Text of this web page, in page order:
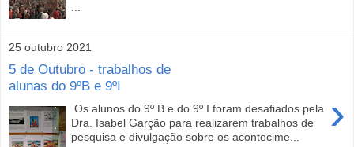
25 outubro 2021
5 de Outubro - trabalhos de
alunas do 9ºB e 9ºI
›
Os alunos do 9º B e do 9º I foram desafiados pela
Dra. Isabel Garção para realizarem trabalhos de
pesquisa e divulgação sobre os acontecime...